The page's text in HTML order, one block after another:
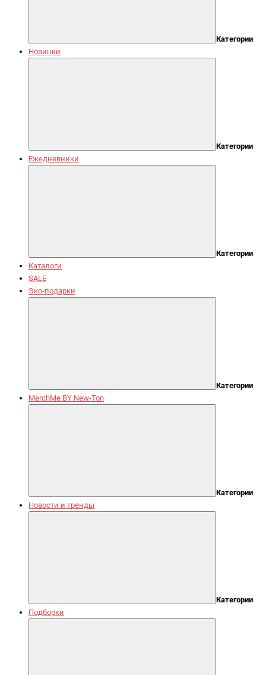
Категории
Новинки
Категории
Ежедневники
Категории
Каталоги
SALE
Эко-подарки
Категории
MerchMe BY New-Ton
Категории
Новости и тренды
Категории
Подборки